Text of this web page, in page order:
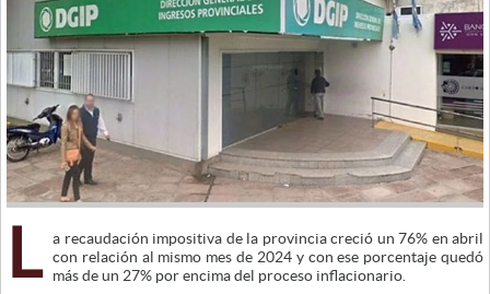
L
a recaudación impositiva de la provincia creció un 76% en abril
con relación al mismo mes de 2024 y con ese porcentaje quedó
más de un 27% por encima del proceso inflacionario.